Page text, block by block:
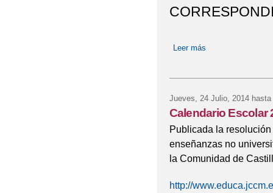
Leer más
Jueves, 24 Julio, 2014
Calendario Escolar
Publicada la
enseñanzas no
la Comunidad de
http://